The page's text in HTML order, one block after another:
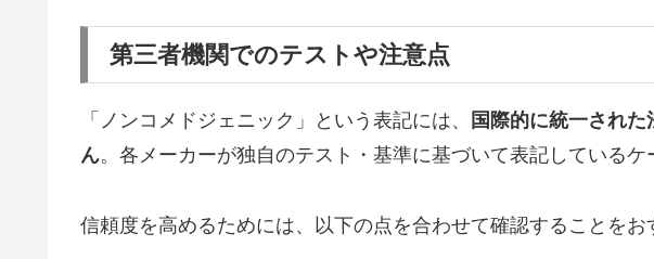
第三者機関でのテストや注意点
「ノンコメドジェニック」という表記には、
国際的に統一され
ん。各メーカーが独自のテスト・基準に基づいて表記しているケ
信頼度を高めるためには、以下の点を合わせて確認することをお